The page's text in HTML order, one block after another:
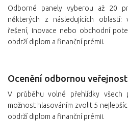
Odborné panely vyberou až 20
některých z následujících oblastí:
řešení, inovace nebo obchodní
obdrží diplom a finanční prémii.
Ocenění odbornou
V průběhu volné přehlídky všech
možnost hlasováním zvolit 5
obdrží diplom a finanční prémii.